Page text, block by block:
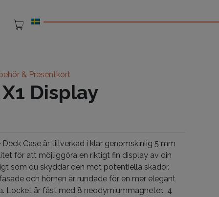
& Presentkort
Display
Deck Case är tillverkad i klar genomskinlig 5 mm
för att möjliggöra en riktigt fin display av din
som du skyddar den mot potentiella skador.
och hörnen är rundade för en mer elegant
Locket är fäst med 8 neodymiummagneter. 4